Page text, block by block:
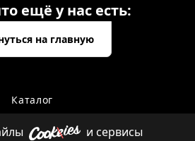
ещё у нас есть:
на главную
Каталог
и сервисы